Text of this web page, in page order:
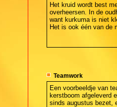
km
Het kruid wordt best
overheersen. In de
want kurkuma is niet
Het is ook één van de
Teamwork
Een voorbeeldje van
kerstboom afgeleverd
sinds augustus bezet,